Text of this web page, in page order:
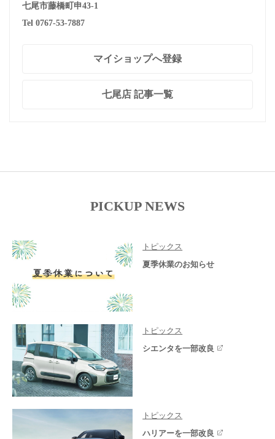
七尾市藤橋町申43-1
Tel 0767-53-7887
マイショップへ登録
七尾店 記事一覧
PICKUP NEWS
トピックス
夏季休業のお知らせ
トピックス
シエンタを一部改良
トピックス
ハリアーを一部改良